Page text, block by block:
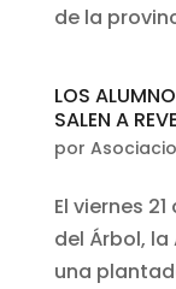
de la
LOS
SALEN A
por
El viernes
del Árbol,
una